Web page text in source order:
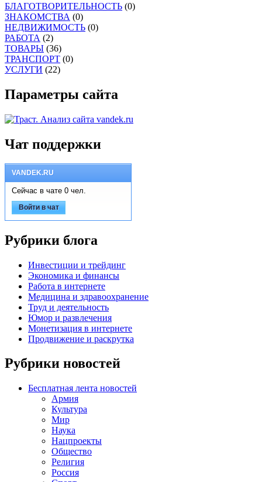
БЛАГОТВОРИТЕЛЬНОСТЬ (0)
ЗНАКОМСТВА (0)
НЕДВИЖИМОСТЬ (0)
РАБОТА (2)
ТОВАРЫ (36)
ТРАНСПОРТ (0)
УСЛУГИ (22)
Параметры сайта
Чат поддержки
VANDEK.RU
Сейчас в чате 0 чел.
Войти в чат
Рубрики блога
Инвестиции и трейдинг
Экономика и финансы
Работа в интернете
Медицина и здравоохранение
Труд и деятельность
Юмор и развлечения
Монетизация в интернете
Продвижение и раскрутка
Рубрики новостей
Бесплатная лента новостей
Армия
Культура
Мир
Наука
Нацпроекты
Общество
Религия
Россия